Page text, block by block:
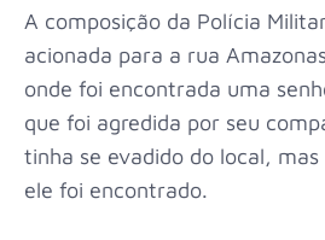
A composição da Polícia
acionada para a rua
onde foi encontrada uma
que foi agredida por seu
tinha se evadido do local, mas
ele foi encontrado.